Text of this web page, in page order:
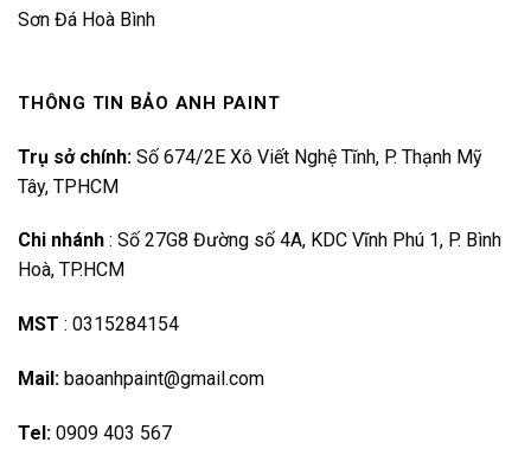
Sơn Đá Hoà Bình
THÔNG TIN BẢO ANH PAINT
Trụ sở chính: Số 674/2E Xô Viết Nghệ Tĩnh, P. Thạnh Mỹ
Tây, TPHCM
Chi nhánh : Số 27G8 Đường số 4A, KDC Vĩnh Phú 1, P. Bình
Hoà, TP.HCM
MST : 0315284154
Mail: baoanhpaint@gmail.com
Tel: 0909 403 567